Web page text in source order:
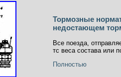
Тормозные
недостающем
Все поезда,
тс веса состава или
Полностью